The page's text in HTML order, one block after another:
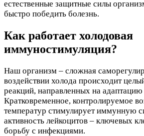
естественные защитные силы
быстро победить болезнь.
Как работает холодовая
иммуностимуляция?
Наш организм – сложная
воздействии холода происходит
реакций, направленных на адаптацию
Кратковременное, контролируемое
температур стимулирует иммунную
активность лейкоцитов – ключевых
борьбу с инфекциями.